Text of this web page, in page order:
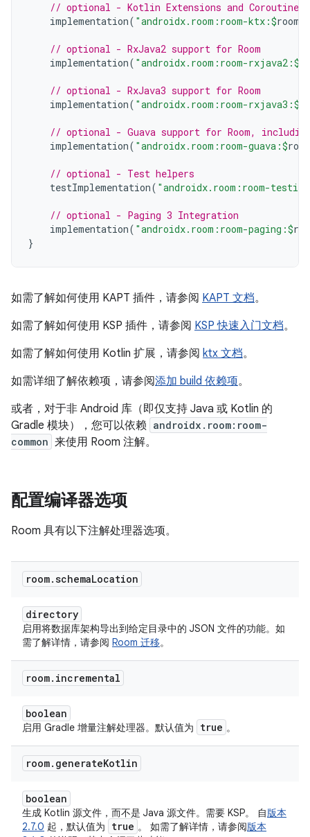
// optional - Kotlin Extensions and Coroutines
implementation( "androidx.room:room-ktx:$
// optional - RxJava2 support for Room
implementation( "androidx.room:room-rxjava2:$
// optional - RxJava3 support for Room
implementation( "androidx.room:room-rxjava3:$
// optional - Guava support for Room,
implementation( "androidx.room:room-guava:$
// optional - Test helpers
testImplementation( "androidx.room:room-
// optional - Paging 3 Integration
implementation( "androidx.room:room-paging:$
}
如需了解如何使用 KAPT 插件，请参阅 KAPT 文档。
如需了解如何使用 KSP 插件，请参阅 KSP 快速入门文档。
如需了解如何使用 Kotlin 扩展，请参阅 ktx 文档。
如需详细了解依赖项，请参阅添加 build 依赖项。
或者，对于非 Android 库（即仅支持 Java 或 Kotlin 的
Gradle 模块），您可以依赖 androidx.room:room-
common 来使用 Room 注解。
配置编译器选项
Room 具有以下注解处理器选项。
room.schemaLocation
directory
启用将数据库架构导出到给定目录中的 JSON 文件的功能。如
需了解详情，请参阅 Room 迁移。
room. incremental
boolean
启用 Gradle 增量注解处理器。默认值为 true 。
room. generateKotlin
boolean
生成 Kotlin 源文件，而不是 Java 源文件。需要 KSP。 自版本
2.7.0 起，默认值为 true 。 如需了解详情，请参阅版本